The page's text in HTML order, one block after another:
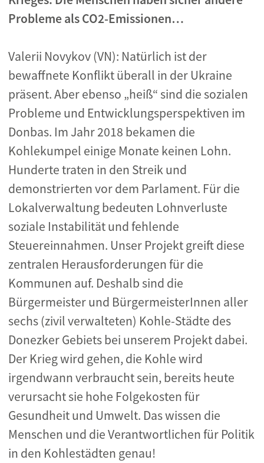
Probleme als CO2-Emissionen…
Valerii Novykov (VN): Natürlich ist der
bewaffnete Konflikt überall in der Ukraine
präsent. Aber ebenso „heiß“ sind die sozialen
Probleme und Entwicklungsperspektiven im
Donbas. Im Jahr 2018 bekamen die
Kohlekumpel einige Monate keinen Lohn.
Hunderte traten in den Streik und
demonstrierten vor dem Parlament. Für die
Lokalverwaltung bedeuten Lohnverluste
soziale Instabilität und fehlende
Steuereinnahmen. Unser Projekt greift diese
zentralen Herausforderungen für die
Kommunen auf. Deshalb sind die
Bürgermeister und BürgermeisterInnen aller
sechs (zivil verwalteten) Kohle-Städte des
Donezker Gebiets bei unserem Projekt dabei.
Der Krieg wird gehen, die Kohle wird
irgendwann verbraucht sein, bereits heute
verursacht sie hohe Folgekosten für
Gesundheit und Umwelt. Das wissen die
Menschen und die Verantwortlichen für Politik
in den Kohlestädten genau!